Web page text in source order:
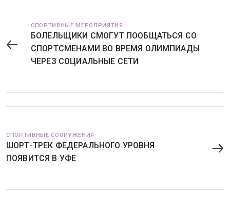
СПОРТИВНЫЕ МЕРОПРИЯТИЯ
БОЛЕЛЬЩИКИ СМОГУТ ПООБЩАТЬСЯ СО
СПОРТСМЕНАМИ ВО ВРЕМЯ ОЛИМПИАДЫ
ЧЕРЕЗ СОЦИАЛЬНЫЕ СЕТИ
СПОРТИВНЫЕ СООРУЖЕНИЯ
ШОРТ-ТРЕК ФЕДЕРАЛЬНОГО УРОВНЯ
ПОЯВИТСЯ В УФЕ